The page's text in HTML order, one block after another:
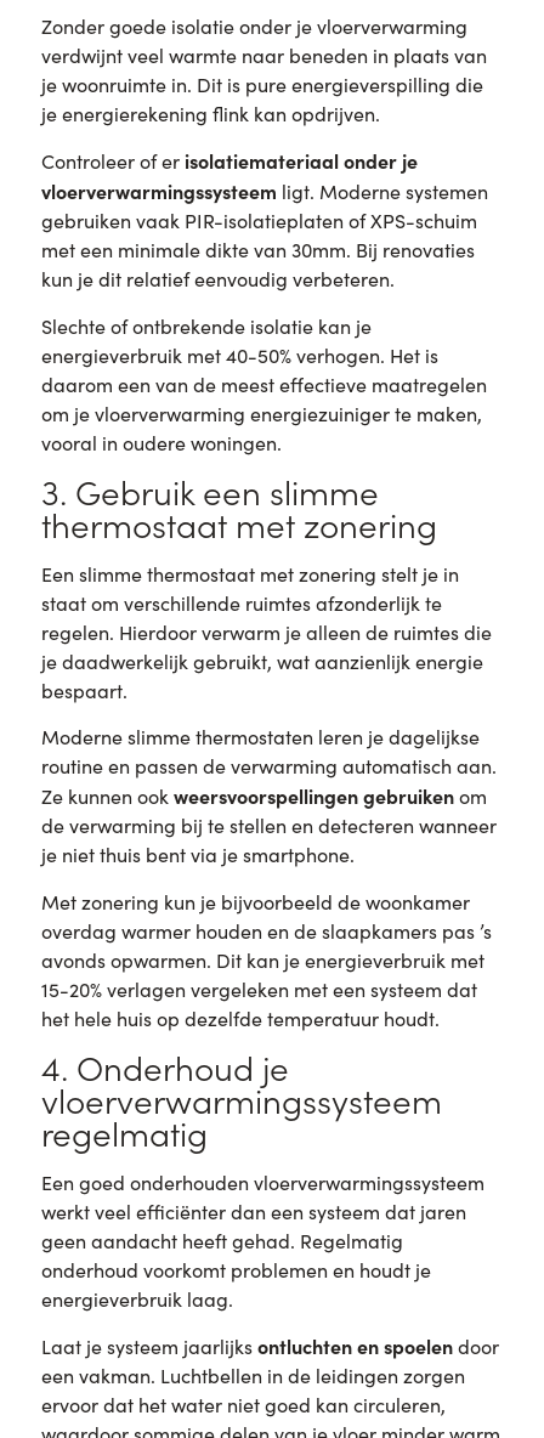
Zonder goede isolatie onder je vloerverwarming
verdwijnt veel warmte naar beneden in plaats van
je woonruimte in. Dit is pure energieverspilling die
je energierekening flink kan opdrijven.
Controleer of erisolatiemateriaal onder je
vloerverwarmingssysteem ligt. Moderne systemen
gebruiken vaak PIR-isolatieplaten of XPS-schuim
met een minimale dikte van 30mm. Bij renovaties
kun je dit relatief eenvoudig verbeteren.
Slechte of ontbrekende isolatie kan je
energieverbruik met 40-50% verhogen. Het is
daarom een van de meest effectieve maatregelen
om je vloerverwarming energiezuiniger te maken,
vooral in oudere woningen.
3. Gebruik een slimme
thermostaat met zonering
Een slimme thermostaat met zonering stelt je in
staat om verschillende ruimtes afzonderlijk te
regelen. Hierdoor verwarm je alleen de ruimtes die
je daadwerkelijk gebruikt, wat aanzienlijk energie
bespaart.
Moderne slimme thermostaten leren je dagelijkse
routine en passen de verwarming automatisch aan.
Ze kunnen ookweersvoorspellingen gebruikenom
de verwarming bij te stellen en detecteren wanneer
je niet thuis bent via je smartphone.
Met zonering kun je bijvoorbeeld de woonkamer
overdag warmer houden en de slaapkamers pas ’s
avonds opwarmen. Dit kan je energieverbruik met
15-20% verlagen vergeleken met een systeem dat
het hele huis op dezelfde temperatuur houdt.
4. Onderhoud je
vloerverwarmingssysteem
regelmatig
Een goed onderhouden vloerverwarmingssysteem
werkt veel efficiënter dan een systeem dat jaren
geen aandacht heeft gehad. Regelmatig
onderhoud voorkomt problemen en houdt je
energieverbruik laag.
Laat je systeem jaarlijksontluchten en spoelendoor
een vakman. Luchtbellen in de leidingen zorgen
ervoor dat het water niet goed kan circuleren,